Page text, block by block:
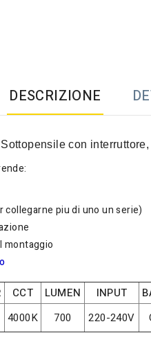
DESCRIZIONE
con interruttore
collegarne piu di uno un serie)
montaggio
CCT LUMEN INPUT
4000K 700 220-240V